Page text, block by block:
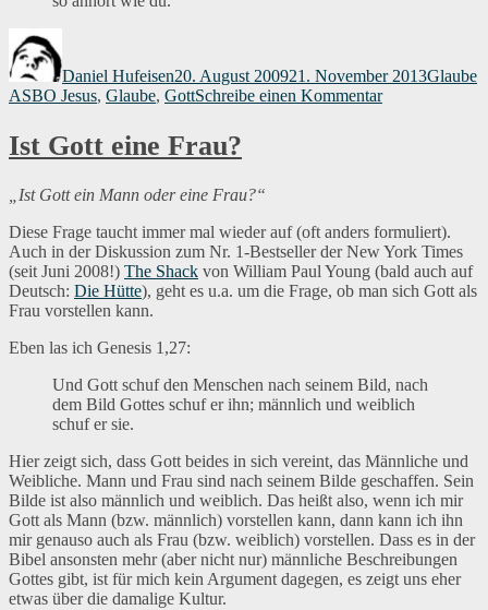
Daniel Hufeisen20. August 200921. November 2013Glaube
ASBO Jesus, Glaube, GottSchreibe einen Kommentarzu
Ist Gott eine Frau?
„Ist Gott ein Mann oder eine Frau?“
Diese Frage taucht immer mal wieder auf (oft anders formuliert).
Auch in der Diskussion zum Nr. 1-Bestseller der New York Times
(seit Juni 2008!) The Shack von William Paul Young (bald auch auf
Deutsch: Die Hütte), geht es u.a. um die Frage, ob man sich Gott als
Frau vorstellen kann.
Eben las ich Genesis 1,27:
Und Gott schuf den Menschen nach seinem Bild, nach
dem Bild Gottes schuf er ihn; männlich und weiblich
schuf er sie.
Hier zeigt sich, dass Gott beides in sich vereint, das Männliche und
Weibliche. Mann und Frau sind nach seinem Bilde geschaffen. Sein
Bilde ist also männlich und weiblich. Das heißt also, wenn ich mir
Gott als Mann (bzw. männlich) vorstellen kann, dann kann ich ihn
mir genauso auch als Frau (bzw. weiblich) vorstellen. Dass es in der
Bibel ansonsten mehr (aber nicht nur) männliche Beschreibungen
Gottes gibt, ist für mich kein Argument dagegen, es zeigt uns eher
etwas über die damalige Kultur.